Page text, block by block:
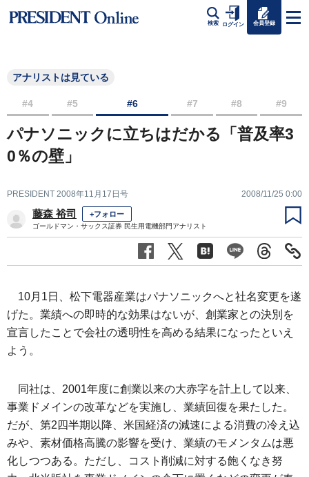
検索 ログイン 会員登録
アナリストは見ている
#4 #5 #6 #7 #8 #9
パナソニックに立ちはだかる「普及率3
0％の壁」
PRESIDENT 2008年11月17日号 2008/11/25 0:00
藤森 裕司 +フォロー
ゴールドマン・サックス証券 民生用電機部門アナリスト
10月1日、松下電器産業はパナソニックへと社名変更を遂
げた。業績への即時的な効果はないが、創業家との決別を
宣言したことで会社の透明性を高める結果になったといえ
よう。
同社は、2001年度に創業以来の大赤字を計上して以来、
事業ドメインの改革などを実施し、業績回復を果たした。
だが、第2四半期以降、米国経済の減速による消費の冷え込
みや、素材価格高騰の影響を受け、業績のモメンタムは悪
化しつつある。ただし、コスト削減に対する飽くなき努